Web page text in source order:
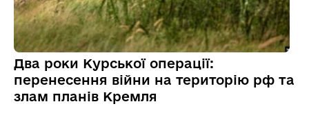
Два роки Курської операції:
перенесення війни на територію рф та
злам планів Кремля